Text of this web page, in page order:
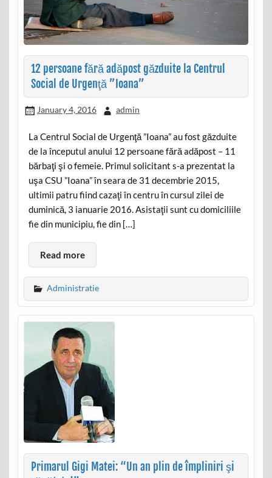
12 persoane fără adăpost găzduite la Centrul
Social de Urgenţă ”Ioana”
January 4, 2016 admin
La Centrul Social de Urgenţă ”Ioana” au fost găzduite
de la începutul anului 12 persoane fără adăpost – 11
bărbaţi şi o femeie. Primul solicitant s-a prezentat la
uşa CSU ”Ioana” în seara de 31 decembrie 2015,
ultimii patru fiind cazaţi în centru în cursul zilei de
duminică, 3 ianuarie 2016. Asistaţii sunt cu domiciliile
fie din municipiu, fie din […]
Read more
Administratie
Primarul Gigi Matei: “Un an plin de împliniri şi